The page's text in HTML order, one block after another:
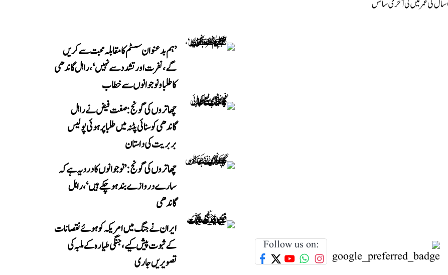
Follow us on:
’ہم بدعنوان سسٹم کا مقابلہ محبت سے کریں
گے، نفرت اور تشدد سے نہیں‘، راہل گاندھی
کا طلبا و نوجوانوں سے خطاب
چھاتروں کی گونج: صفت فیض نے راہل
گاندھی کو سنائی پٹنہ میں طلبا پر ہوئی پولیس
بربریت کی داستان
چھاتروں کی گونج: ’نوجوانوں کا درد یہ ہے کہ
سارے دروازے بند ہو چکے ہیں‘، راہل
گاندھی
ایران نے جنگ میں امریکہ کو ہوئے نقصانات
کے ثبوت پیش کیے، جنگی طیارہ کے ملبہ کی
تصویریں جاری